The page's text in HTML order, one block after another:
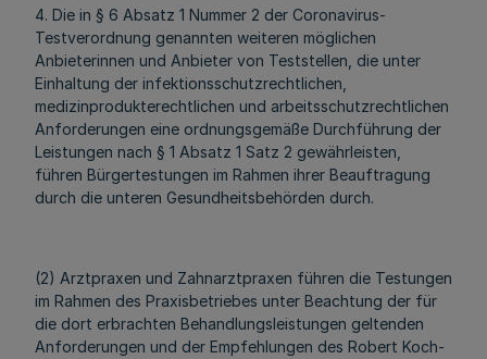
4. Die in § 6 Absatz 1 Nummer 2 der Coronavirus-
Testverordnung genannten weiteren möglichen
Anbieterinnen und Anbieter von Teststellen, die unter
Einhaltung der infektionsschutzrechtlichen,
medizinprodukterechtlichen und arbeitsschutzrechtlichen
Anforderungen eine ordnungsgemäße Durchführung der
Leistungen nach § 1 Absatz 1 Satz 2 gewährleisten,
führen Bürgertestungen im Rahmen ihrer Beauftragung
durch die unteren Gesundheitsbehörden durch.
(2) Arztpraxen und Zahnarztpraxen führen die Testungen
im Rahmen des Praxisbetriebes unter Beachtung der für
die dort erbrachten Behandlungsleistungen geltenden
Anforderungen und der Empfehlungen des Robert Koch-